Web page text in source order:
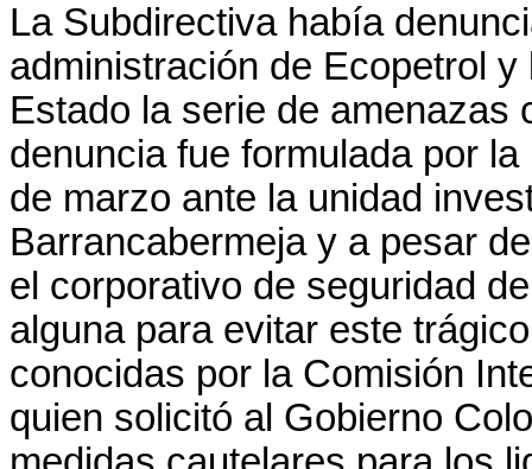
La Subdirectiva había
administración de Ecopetrol
Estado la serie de amenazas
denuncia fue formulada por
de marzo ante la unidad
Barrancabermeja y a pesar
el corporativo de seguridad
alguna para evitar este
conocidas por la Comisión
quien solicitó al Gobierno